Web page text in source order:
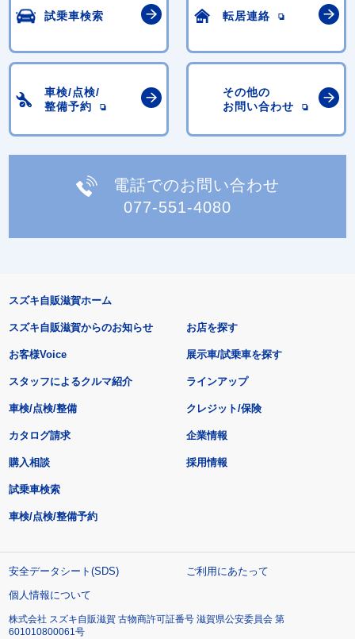
試乗車検索 転居連絡
車検/点検/
整備予約
その他の
お問い合わせ
電話でのお問い合わせ
077-551-4080
スズキ自販滋賀ホーム
スズキ自販滋賀からのお知らせ
お客様Voice
スタッフによるクルマ紹介
お店を探す
展示車/試乗車を探す
ラインアップ
車検/点検/整備 クレジット/保険
カタログ請求
購入相談
試乗車検索
車検/点検/整備予約
企業情報
採用情報
安全データシート(SDS)
ご利用にあたって
個人情報について
株式会社 スズキ自販滋賀 古物商許可証番号 滋賀県公安委員会 第
601010800061号